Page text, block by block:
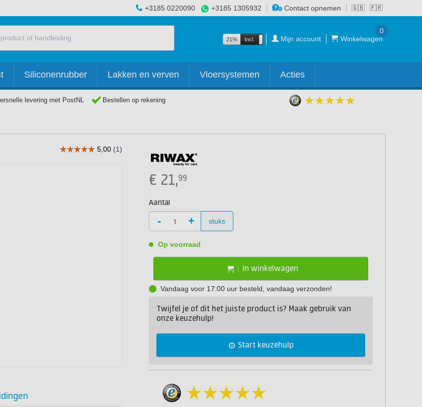
🇬🇧 🇫🇷
+3185 0220090 +3185 1305932 Contact opnemen
21% Incl. Excl. Mijn account Winkelwagen
0
Siliconenrubber Lakken en verven Vloersystemen Acties
levering met PostNL Bestellen op rekening
€ 21,99
Aantal
- + stuks
Op voorraad
In winkelwagen
Vandaag voor 17:00 uur besteld, vandaag verzonden!
Twijfel je of dit het juiste product is? Maak gebruik van
onze keuzehulp!
Start keuzehulp